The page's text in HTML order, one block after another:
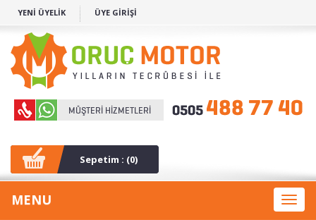
YENİ ÜYELİK ÜYE GİRİŞİ
Sepetim : (0)
Toggle
MENU